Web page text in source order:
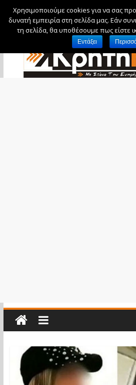
Κυριακή, 9
Χρησιμοποιούμε cookies για να σας
δυνατή εμπειρία στη σελίδα μας. Εάν
τη σελίδα, θα υποθέσουμε πως είστε
Εντάξει